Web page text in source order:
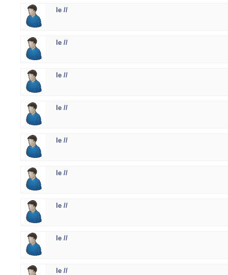
le //
le //
le //
le //
le //
le //
le //
le //
le //